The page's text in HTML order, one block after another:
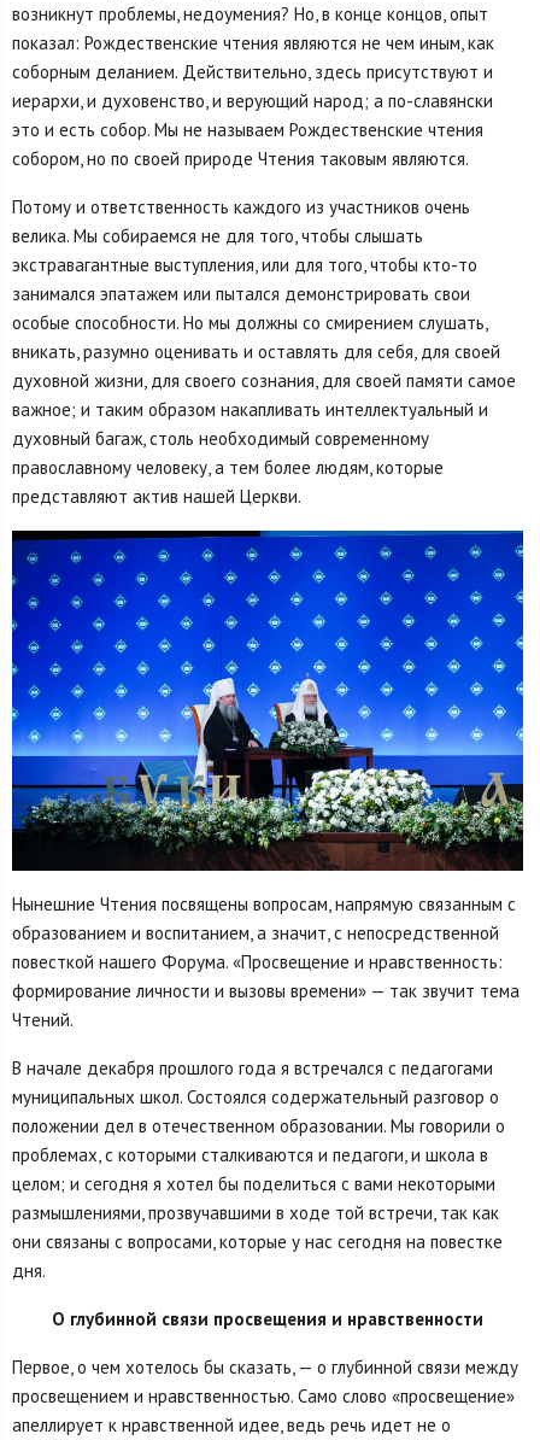
возникнут проблемы, недоумения? Но, в конце концов, опыт
показал: Рождественские чтения являются не чем иным, как
соборным деланием. Действительно, здесь присутствуют и
иерархи, и духовенство, и верующий народ; а по-славянски
это и есть собор. Мы не называем Рождественские чтения
собором, но по своей природе Чтения таковым являются.
Потому и ответственность каждого из участников очень
велика. Мы собираемся не для того, чтобы слышать
экстравагантные выступления, или для того, чтобы кто-то
занимался эпатажем или пытался демонстрировать свои
особые способности. Но мы должны со смирением слушать,
вникать, разумно оценивать и оставлять для себя, для своей
духовной жизни, для своего сознания, для своей памяти самое
важное; и таким образом накапливать интеллектуальный и
духовный багаж, столь необходимый современному
православному человеку, а тем более людям, которые
представляют актив нашей Церкви.
Нынешние Чтения посвящены вопросам, напрямую связанным с
образованием и воспитанием, а значит, с непосредственной
повесткой нашего Форума. «Просвещение и нравственность:
формирование личности и вызовы времени» — так звучит тема
Чтений.
В начале декабря прошлого года я встречался с педагогами
муниципальных школ. Состоялся содержательный разговор о
положении дел в отечественном образовании. Мы говорили о
проблемах, с которыми сталкиваются и педагоги, и школа в
целом; и сегодня я хотел бы поделиться с вами некоторыми
размышлениями, прозвучавшими в ходе той встречи, так как
они связаны с вопросами, которые у нас сегодня на повестке
дня.
О глубинной связи просвещения и нравственности
Первое, о чем хотелось бы сказать, — о глубинной связи между
просвещением и нравственностью. Само слово «просвещение»
апеллирует к нравственной идее, ведь речь идет не о